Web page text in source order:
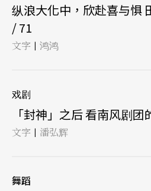
纵浪大化中，欣赴喜与惧
/ 71
文字 | 鸿鸿
戏剧
「封神」之后 看南风剧
文字 | 潘弘辉
舞蹈